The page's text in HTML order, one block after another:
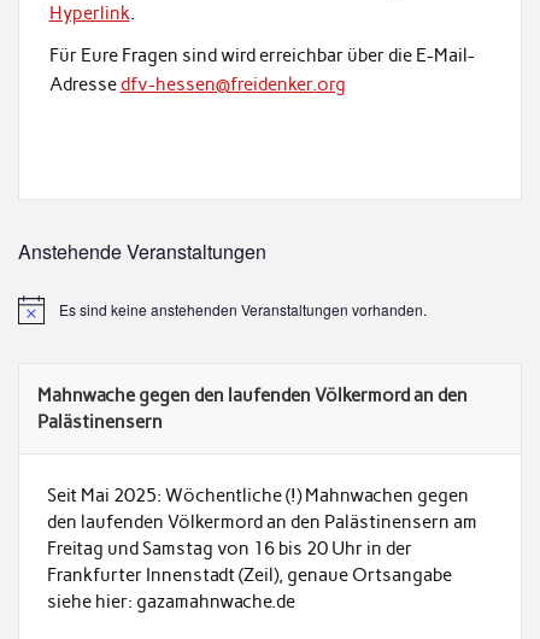
Hyperlink.
Für Eure Fragen sind wird erreichbar über die E-Mail-
Adressedfv-hessen@freidenker.org
Anstehende Veranstaltungen
Es sind keine anstehenden Veranstaltungen vorhanden.
Mahnwache gegen den laufenden Völkermord an den
Palästinensern
Seit Mai 2025: Wöchentliche (!) Mahnwachen gegen
den laufenden Völkermord an den Palästinensern am
Freitag und Samstag von 16 bis 20 Uhr in der
Frankfurter Innenstadt (Zeil), genaue Ortsangabe
siehe hier: gazamahnwache.de